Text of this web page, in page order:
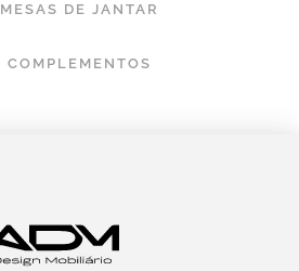
MESAS DE JANTAR
COMPLEMENTOS